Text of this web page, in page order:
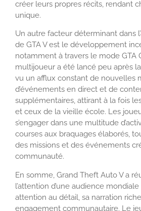
créer leurs propres récits, rendant
unique.
Un autre facteur déterminant dans
de GTA V est le développement
notamment à travers le mode GTA
multijoueur a été lancé peu après
vu un afflux constant de nouvelles
d’événements en direct et de
supplémentaires, attirant à la fois
et ceux de la vieille école. Les
s’engager dans une multitude
courses aux braquages élaborés,
des missions et des événements
communauté.
En somme, Grand Theft Auto V a
l’attention d’une audience
attention au détail, sa narration
engagement communautaire. Le